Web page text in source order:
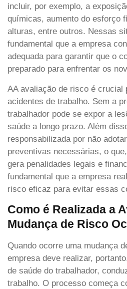
incluir, por exemplo, a
químicas, aumento do esforço
alturas, entre outros. Nessas
fundamental que a empresa
adequada para garantir que o
preparado para enfrentar os
AA avaliação de risco é crucial
acidentes de trabalho. Sem a
trabalhador pode se expor a
saúde a longo prazo. Além
responsabilizada por não
preventivas necessárias, o
gera penalidades legais e
fundamental que a empresa
risco eficaz para evitar essas
Como é Realizada a
Mudança de Risco
Quando ocorre uma mudança
empresa deve realizar,
de saúde do trabalhador,
trabalho. O processo começa